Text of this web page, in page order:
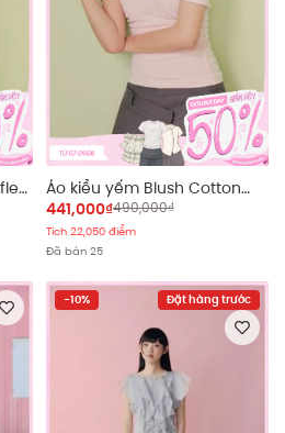
Áo kiểu yếm Blush Cotton
Cut Out Top
441,000₫490,000₫
Tích 22,050 điểm
Đã bán 25
-10% Đặt hàng trước